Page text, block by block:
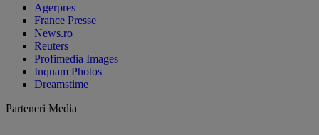
Agerpres
France Presse
News.ro
Reuters
Profimedia Images
Inquam Photos
Dreamstime
Parteneri Media